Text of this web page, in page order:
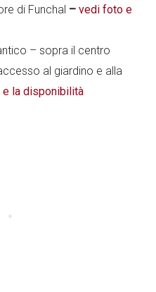
di Funchal –vedi foto e
– sopra il centro
al giardino e alla
e la disponibilità